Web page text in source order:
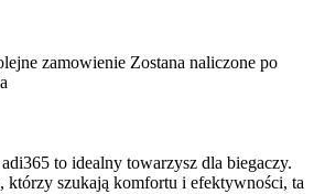
zamowienie Zostana naliczone po
to idealny towarzysz dla biegaczy.
którzy szukają komfortu i efektywności, ta